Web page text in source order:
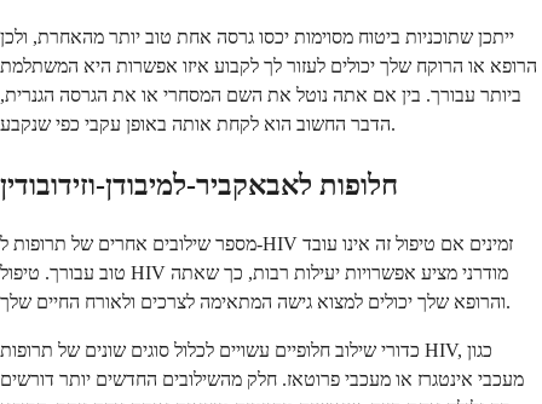
ייתכן שתוכניות ביטוח מסוימות יכסו גרסה אחת טוב יותר מהאחרת, ולכן
הרופא או הרוקח שלך יכולים לעזור לך לקבוע איזו אפשרות היא המשתלמת
ביותר עבורך. בין אם אתה נוטל את השם המסחרי או את הגרסה הגנרית,
הדבר החשוב הוא לקחת אותה באופן עקבי כפי שנקבע.
חלופות לאבאקביר-למיבודן-וזידובודין
מספר שילובים אחרים של תרופות ל-HIV זמינים אם טיפול זה אינו עובד
טוב עבורך. טיפול HIV מודרני מציע אפשרויות יעילות רבות, כך שאתה
והרופא שלך יכולים למצוא גישה המתאימה לצרכים ולאורח החיים שלך.
כדורי שילוב חלופיים עשויים לכלול סוגים שונים של תרופות HIV, כגון
מעכבי אינטגרז או מעכבי פרוטאז. חלק מהשילובים החדשים יותר דורשים